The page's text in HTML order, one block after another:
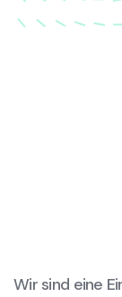
Wir sind eine